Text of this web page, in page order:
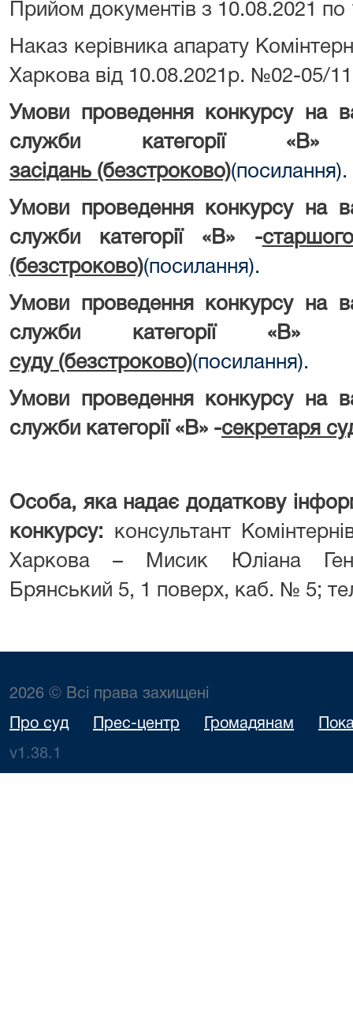
Прийом документів з 10.08.2021
Наказ керівника апарату
Харкова від 10.08.2021р. №02-05/
Умови проведення конкурсу на
служби категорії
засідань (безстроково)(посилання).
Умови проведення конкурсу на
служби категорії «В» -
(безстроково)(посилання).
Умови проведення конкурсу на
служби категорії «В»
суду (безстроково)(посилання).
Умови проведення конкурсу на
служби категорії «В» -секретаря
Особа, яка надає додаткову
конкурсу: консультант
Харкова – Мисик Юліана
Брянський 5, 1 поверх, каб. № 5;
2026 © Всі права захищені
Про суд Прес-центр Громадянам
v1.38.1